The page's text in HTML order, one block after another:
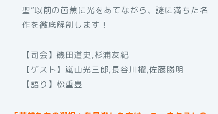
聖”以前の芭蕉に光をあてながら、謎に満ちた名
作を徹底解剖します！
【司会】磯田道史,杉浦友紀
【ゲスト】嵐山光三郎,長谷川櫂,佐藤勝明
【語り】松重豊